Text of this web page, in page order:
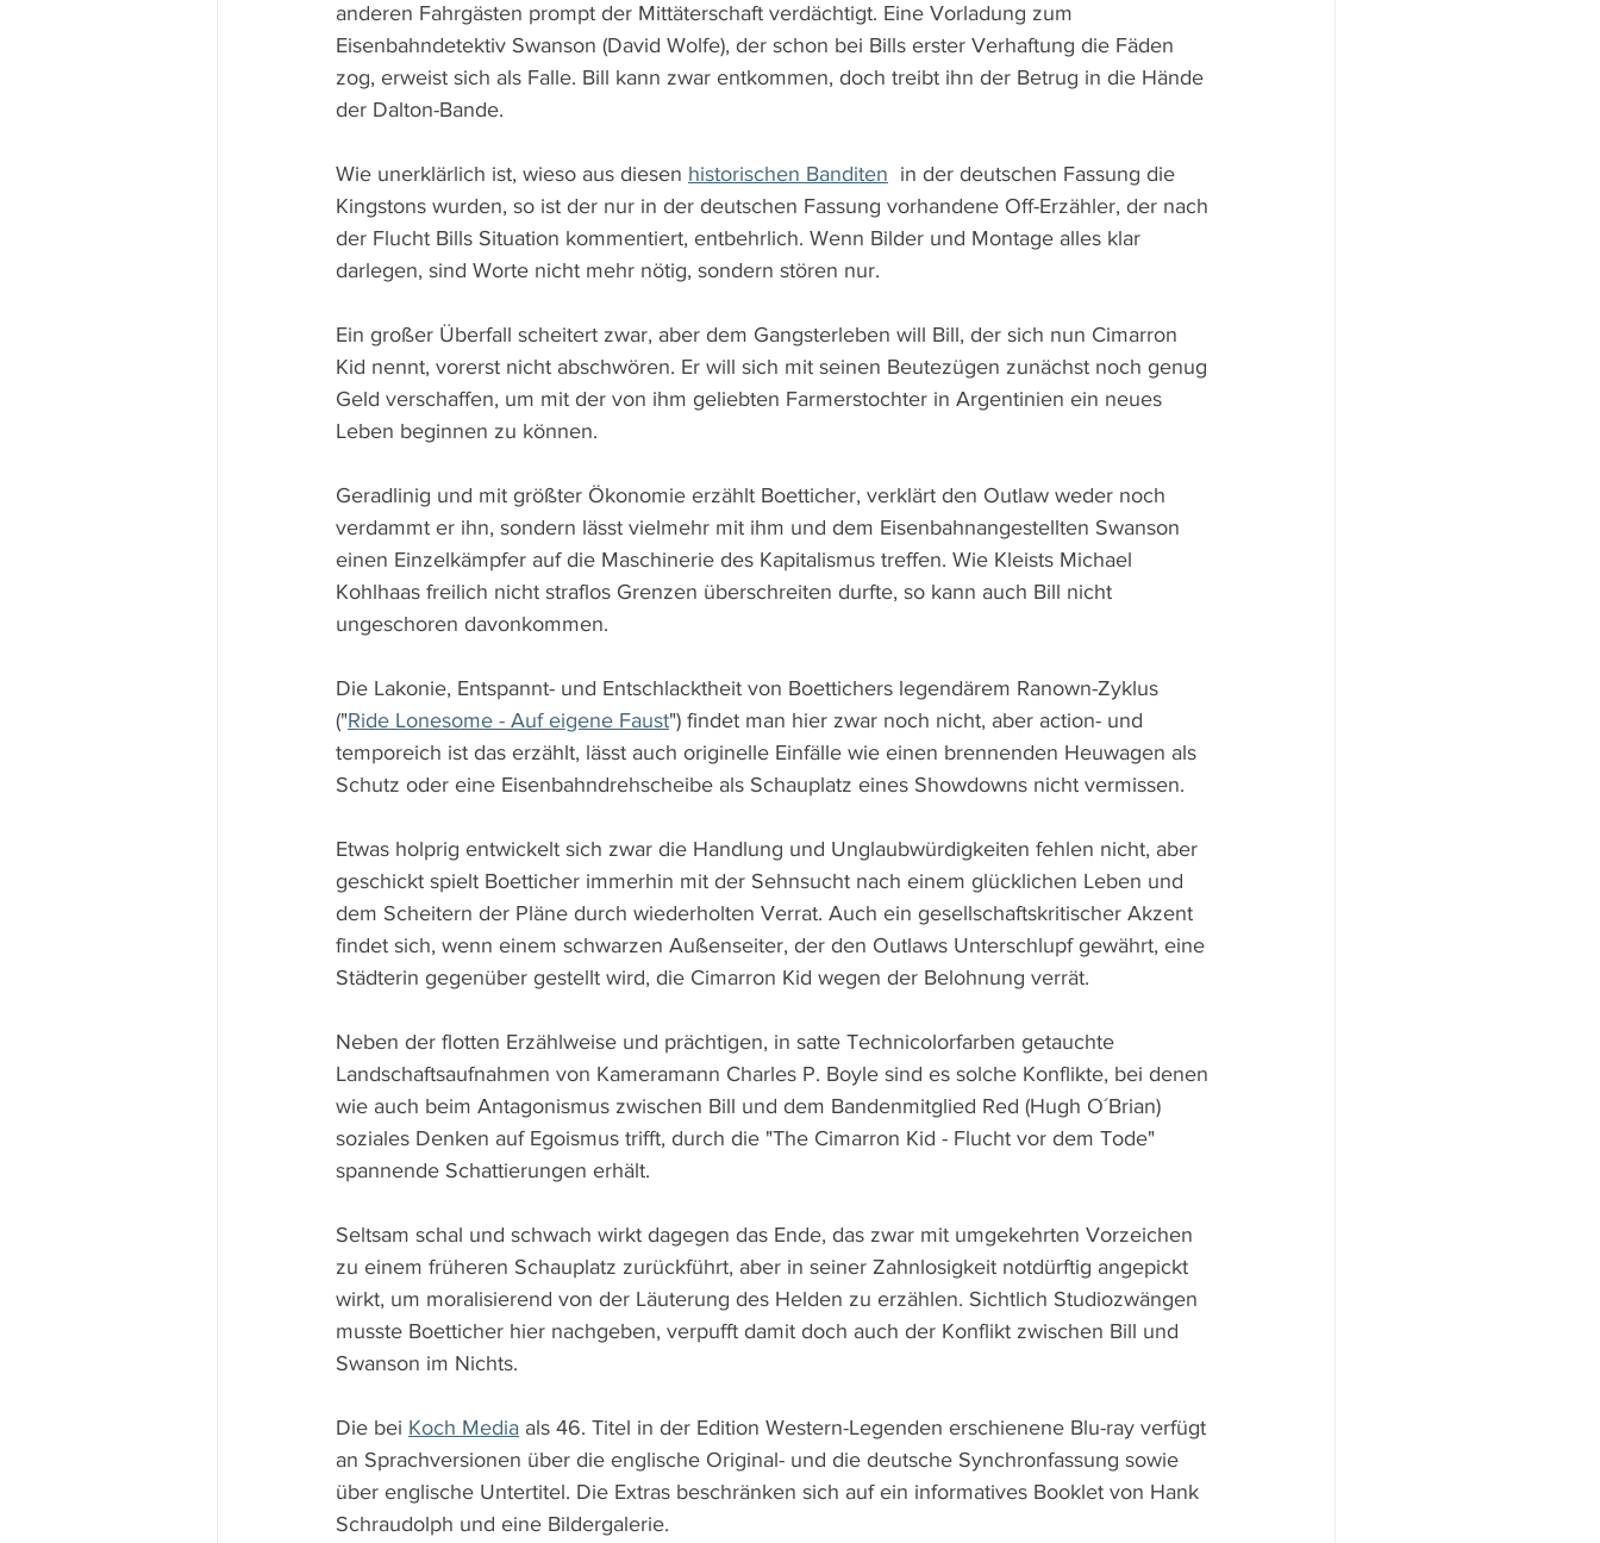
anderen Fahrgästen prompt der Mittäterschaft verdächtigt. Eine Vorladung zum
Eisenbahndetektiv Swanson (David Wolfe), der schon bei Bills erster Verhaftung die Fäden
zog, erweist sich als Falle. Bill kann zwar entkommen, doch treibt ihn der Betrug in die Hände
der Dalton-Bande.
Wie unerklärlich ist, wieso aus diesen historischen Banditen
  in der deutschen Fassung die
Kingstons wurden, so ist der nur in der deutschen Fassung vorhandene Off-Erzähler, der nach
der Flucht Bills Situation kommentiert, entbehrlich. Wenn Bilder und Montage alles klar
darlegen, sind Worte nicht mehr nötig, sondern stören nur.
Ein großer Überfall scheitert zwar, aber dem Gangsterleben will Bill, der sich nun Cimarron
Kid nennt, vorerst nicht abschwören. Er will sich mit seinen Beutezügen zunächst noch genug
Geld verschaffen, um mit der von ihm geliebten Farmerstochter in Argentinien ein neues
Leben beginnen zu können.
Geradlinig und mit größter Ökonomie erzählt Boetticher, verklärt den Outlaw weder noch
verdammt er ihn, sondern lässt vielmehr mit ihm und dem Eisenbahnangestellten Swanson
einen Einzelkämpfer auf die Maschinerie des Kapitalismus treffen. Wie Kleists Michael
Kohlhaas freilich nicht straflos Grenzen überschreiten durfte, so kann auch Bill nicht
ungeschoren davonkommen.
Die Lakonie, Entspannt- und Entschlacktheit von Boettichers legendärem Ranown-Zyklus
("Ride Lonesome - Auf eigene Faust") findet man hier zwar noch nicht, aber action- und
temporeich ist das erzählt, lässt auch originelle Einfälle wie einen brennenden Heuwagen als
Schutz oder eine Eisenbahndrehscheibe als Schauplatz eines Showdowns nicht vermissen.
Etwas holprig entwickelt sich zwar die Handlung und Unglaubwürdigkeiten fehlen nicht, aber
geschickt spielt Boetticher immerhin mit der Sehnsucht nach einem glücklichen Leben und
dem Scheitern der Pläne durch wiederholten Verrat. Auch ein gesellschaftskritischer Akzent
findet sich, wenn einem schwarzen Außenseiter, der den Outlaws Unterschlupf gewährt, eine
Städterin gegenüber gestellt wird, die Cimarron Kid wegen der Belohnung verrät.
Neben der flotten Erzählweise und prächtigen, in satte Technicolorfarben getauchte
Landschaftsaufnahmen von Kameramann Charles P. Boyle sind es solche Konflikte, bei denen
wie auch beim Antagonismus zwischen Bill und dem Bandenmitglied Red (Hugh O´Brian)
soziales Denken auf Egoismus trifft, durch die "The Cimarron Kid - Flucht vor dem Tode"
spannende Schattierungen erhält.
Seltsam schal und schwach wirkt dagegen das Ende, das zwar mit umgekehrten Vorzeichen
zu einem früheren Schauplatz zurückführt, aber in seiner Zahnlosigkeit notdürftig angepickt
wirkt, um moralisierend von der Läuterung des Helden zu erzählen. Sichtlich Studiozwängen
musste Boetticher hier nachgeben, verpufft damit doch auch der Konflikt zwischen Bill und
Swanson im Nichts.
Die bei Koch Media als 46. Titel in der Edition Western-Legenden erschienene Blu-ray verfügt
an Sprachversionen über die englische Original- und die deutsche Synchronfassung sowie
über englische Untertitel. Die Extras beschränken sich auf ein informatives Booklet von Hank
Schraudolph und eine Bildergalerie.